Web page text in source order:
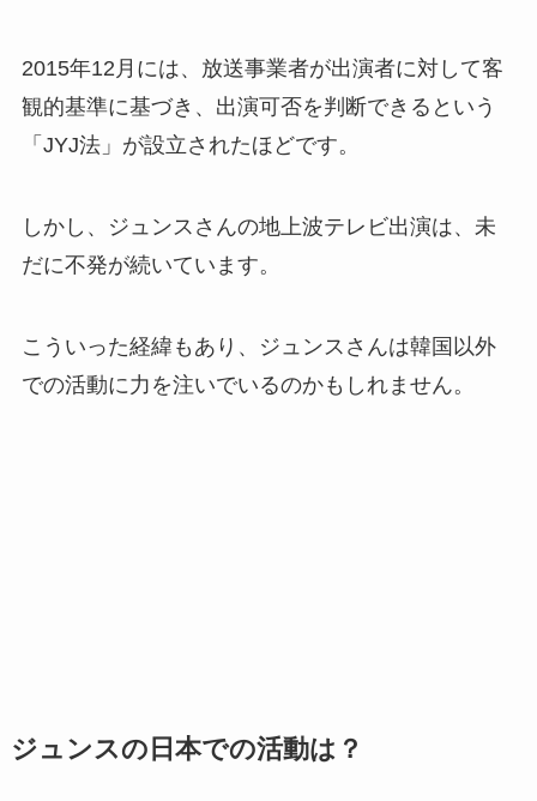
2015年12月には、放送事業者が出演者に対して客
観的基準に基づき、出演可否を判断できるという
「JYJ法」が設立されたほどです。
しかし、ジュンスさんの地上波テレビ出演は、未
だに不発が続いています。
こういった経緯もあり、ジュンスさんは韓国以外
での活動に力を注いでいるのかもしれません。
ジュンスの日本での活動は？